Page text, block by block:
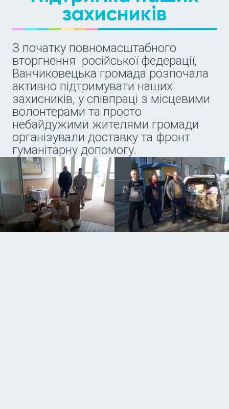
захисників
З початку повномасштабного
вторгнення російської федерації,
Ванчиковецька громада розпочала
активно підтримувати наших
захисників, у співпраці з місцевими
волонтерами та просто
небайдужими жителями громади
організували доставку та фронт
гуманітарну допомогу.